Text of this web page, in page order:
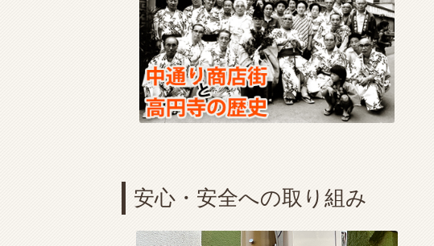
安心・安全への取り組み